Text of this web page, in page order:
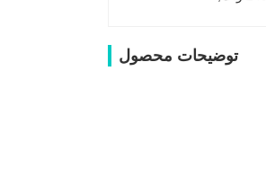
توضیحات محصول